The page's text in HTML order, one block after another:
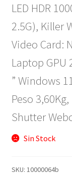
LED HDR
2.5G), Killer
Video Card:
Laptop GPU
” Windows
Peso
Shutter
Sin Stock
SKU: 10000064b